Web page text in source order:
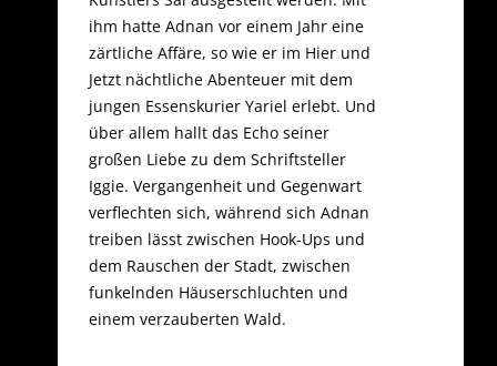
ihm hatte Adnan vor einem Jahr eine
zärtliche Affäre, so wie er im Hier und
Jetzt nächtliche Abenteuer mit dem
jungen Essenskurier Yariel erlebt. Und
über allem hallt das Echo seiner
großen Liebe zu dem Schriftsteller
Iggie. Vergangenheit und Gegenwart
verflechten sich, während sich Adnan
treiben lässt zwischen Hook-Ups und
dem Rauschen der Stadt, zwischen
funkelnden Häuserschluchten und
einem verzauberten Wald.